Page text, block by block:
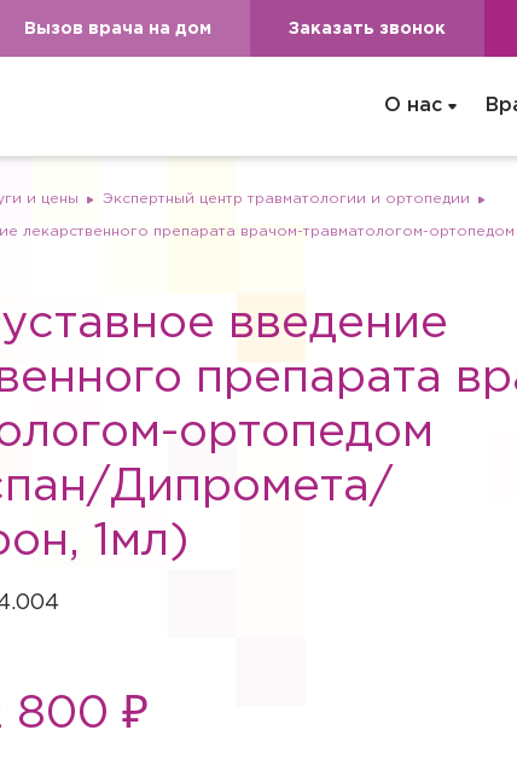
Вызов врача на дом Заказать звонок
О нас
и цены Экспертный центр травматологии и ортопедии
лекарственного препарата врачом-травматологом-
введение
препарата
ортопедом
Дипромета/
1мл)
800 ₽